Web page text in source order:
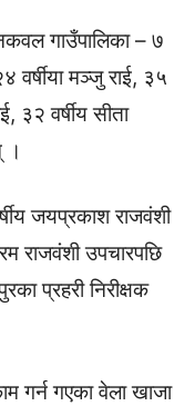
गाउँपालिका – ७
वर्षीया मञ्जु राई, ३५
३२ वर्षीय सीता
।
जयप्रकाश राजवंशी
राजवंशी उपचारपछि
प्रहरी निरीक्षक
गर्न गएका वेला खाजा